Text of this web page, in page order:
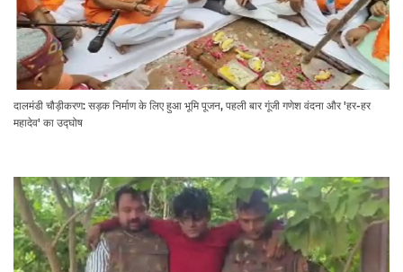
दालमंडी चौड़ीकरण: सड़क निर्माण के लिए हुआ भूमि पूजन, पहली बार गूंजी गणेश वंदना और 'हर-हर
महादेव' का उद्घोष